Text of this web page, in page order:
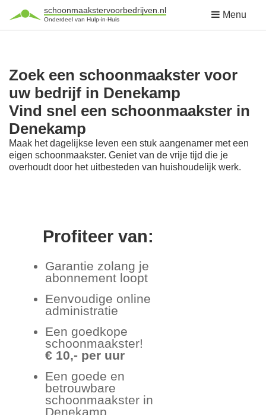
schoonmaakstervoorbedrijven.nl
Onderdeel van Hulp-in-Huis Menu
Zoek een schoonmaakster voor
uw bedrijf in Denekamp
Vind snel een schoonmaakster in
Denekamp
Maak het dagelijkse leven een stuk aangenamer met een
eigen schoonmaakster. Geniet van de vrije tijd die je
overhoudt door het uitbesteden van huishoudelijk werk.
Profiteer van:
Garantie zolang je
abonnement loopt
Eenvoudige online
administratie
Een goedkope
schoonmaakster!
€ 10,- per uur
Een goede en
betrouwbare
schoonmaakster in
Denekamp